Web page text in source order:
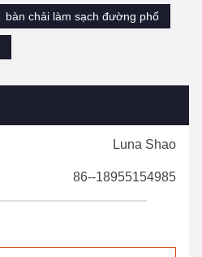
bàn chải làm sạch đường phố
Luna Shao
86--18955154985